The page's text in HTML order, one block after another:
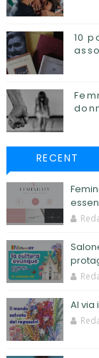
10
RECENT
Al via